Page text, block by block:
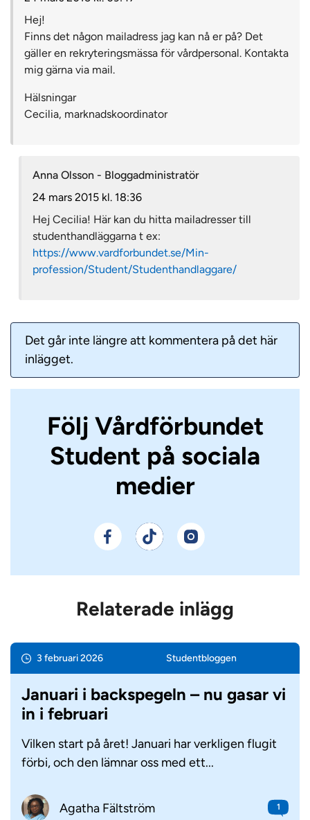
Hej!
Finns det någon mailadress jag kan nå er på? Det
gäller en rekryteringsmässa för vårdpersonal. Kontakta
mig gärna via mail.
Hälsningar
Cecilia, marknadskoordinator
Anna Olsson - Bloggadministratör
24 mars 2015 kl. 18:36
Hej Cecilia! Här kan du hitta mailadresser till
studenthandläggarna t ex:
https://www.vardforbundet.se/Min-
profession/Student/Studenthandlaggare/
Det går inte längre att kommentera på det här
inlägget.
Följ Vårdförbundet
Student på sociala
medier
Relaterade inlägg
3 februari 2026 Student­bloggen
Januari i backspegeln – nu gasar vi
in i februari
Vilken start på året! Januari har verkligen flugit
förbi, och den lämnar oss med ett...
Agatha Fältström 1